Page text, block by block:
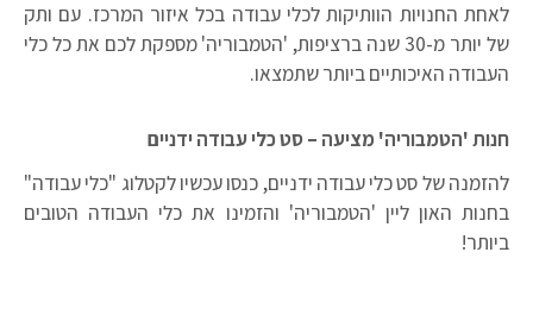
לאחת החנויות הוותיקות לכלי עבודה בכל איזור המרכז. עם ותק
של יותר מ-30 שנה ברציפות, 'הטמבוריה' מספקת לכם את כל כלי
העבודה האיכותיים ביותר שתמצאו.
חנות 'הטמבוריה' מציעה – סט כלי עבודה ידניים
להזמנה של סט כלי עבודה ידניים, כנסו עכשיו לקטלוג "כלי עבודה"
בחנות האון ליין 'הטמבוריה' והזמינו את כלי העבודה הטובים
ביותר!